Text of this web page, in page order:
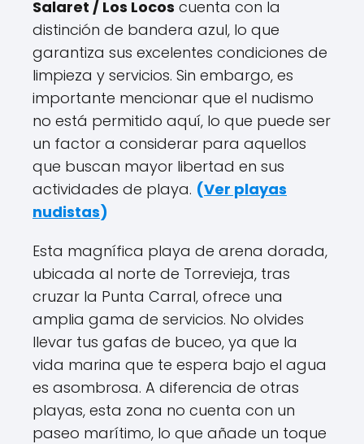
Salaret / Los Locos cuenta con la
distinción de bandera azul, lo que
garantiza sus excelentes condiciones de
limpieza y servicios. Sin embargo, es
importante mencionar que el nudismo
no está permitido aquí, lo que puede ser
un factor a considerar para aquellos
que buscan mayor libertad en sus
actividades de playa. (Ver playas
nudistas)
Esta magnífica playa de arena dorada,
ubicada al norte de Torrevieja, tras
cruzar la Punta Carral, ofrece una
amplia gama de servicios. No olvides
llevar tus gafas de buceo, ya que la
vida marina que te espera bajo el agua
es asombrosa. A diferencia de otras
playas, esta zona no cuenta con un
paseo marítimo, lo que añade un toque